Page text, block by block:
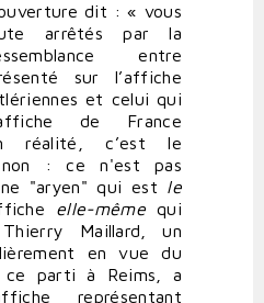
dit : « vous
arrêtés par la
entre
sur l’affiche
et celui qui
de France
réalité, c’est le
: ce n'est pas
"aryen" qui est le
elle-même qui
Maillard, un
en vue du
ce parti à Reims, a
représentant